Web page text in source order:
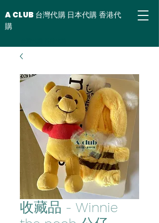
A CLUB 台灣代購 日本代購 香港代
購
收藏品 - Winnie